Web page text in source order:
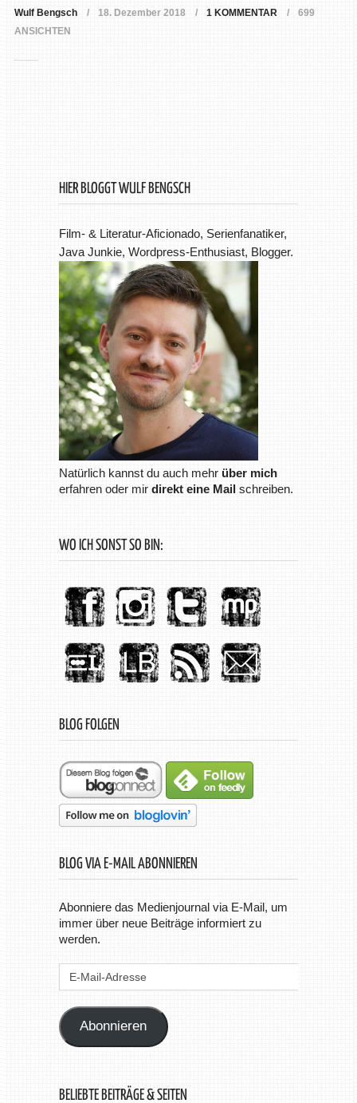
Wulf Bengsch 18. Dezember 2018 1 KOMMENTAR
699
ANSICHTEN
HIER BLOGGT WULF BENGSCH
Film- & Literatur-Aficionado, Serienfanatiker,
Java Junkie, Wordpress-Enthusiast, Blogger.
Natürlich kannst du auch mehr über mich
erfahren oder mir direkt eine Mailschreiben.
WO ICH SONST SO BIN:
BLOG FOLGEN
BLOG VIA E-MAIL ABONNIEREN
Abonniere das Medienjournal via E-Mail, um
immer über neue Beiträge informiert zu
werden.
Abonnieren
BELIEBTE BEITRÄGE & SEITEN